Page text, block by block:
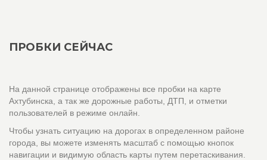
ПРОБКИ СЕЙЧАС
На данной странице отображены все пробки на карте
Ахтубинска, а так же дорожные работы, ДТП, и отметки
пользователей в режиме онлайн.
Чтобы узнать ситуацию на дорогах в определенном районе
города, вы можете изменять масштаб с помощью кнопок
навигации и видимую область карты путем перетаскивания.